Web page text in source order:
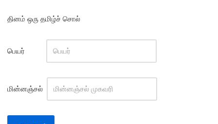
தினம் ஒரு தமிழ்ச் சொல்
பெயர்
மின்னஞ்சல்